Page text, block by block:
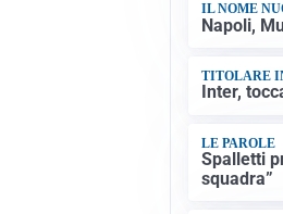
IL NOME
Napoli,
TITOLARE
Inter,
LE PAROLE
Spalletti
squadra”